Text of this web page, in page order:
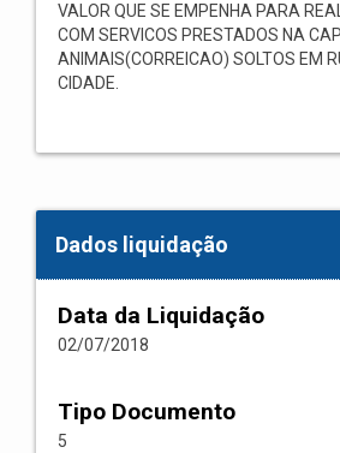
VALOR QUE SE EMPENHA PARA
COM SERVICOS PRESTADOS NA
ANIMAIS(CORREICAO) SOLTOS EM
CIDADE.
Dados liquidação
Data da Liquidação
02/07/2018
Tipo Documento
5